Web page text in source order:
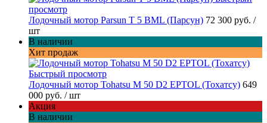
просмотр
Лодочный мотор Parsun T 5 BML (Парсун) 72 300 руб. /
шт
В наличии
Хит продаж
Быстрый просмотр
Лодочный мотор Tohatsu M 50 D2 EPTOL (Тохатсу) 649
000 руб. / шт
Акция
В наличии